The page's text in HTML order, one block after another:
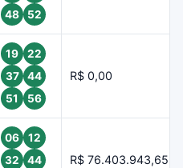
48
52
19
22
37
44
51
56
R$ 0,00
06
12
32
44
R$ 76.403.943,65